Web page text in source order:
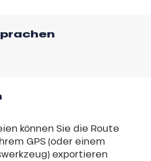
können Sie die Route
GPS (oder einem
exportieren